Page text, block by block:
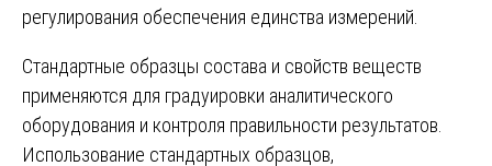
регулирования обеспечения единства измерений.
Стандартные образцы состава и свойств веществ
применяются для градуировки аналитического
оборудования и контроля правильности результатов.
Использование стандартных образцов,